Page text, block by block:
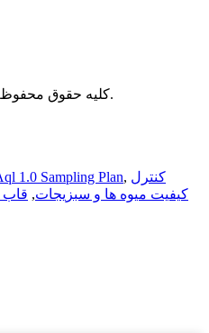
© Copyright - 2010-2022: کلیه حقوق محفوظ است.
1.0 Sampling Plan, کنترل
کیفیت میوه ها و سبزیجات,